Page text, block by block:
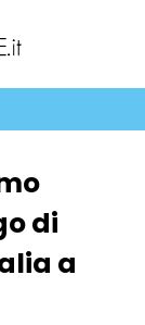
di
a